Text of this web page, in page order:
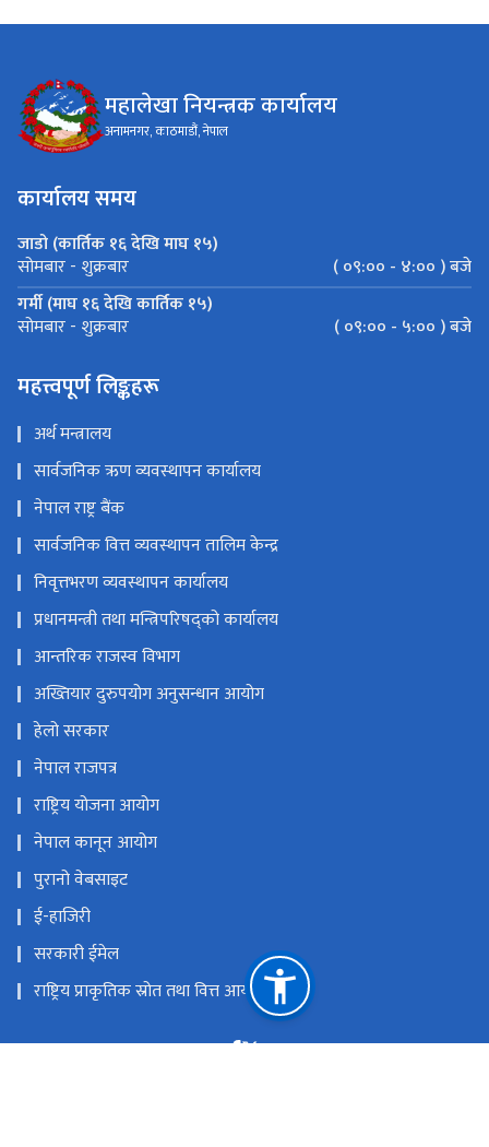
महालेखा नियन्त्रक कार्यालय
अनामनगर, काठमाडौं, नेपाल
कार्यालय समय
जाडो (कार्तिक १६ देखि माघ १५)
सोमबार - शुक्रबार
( ०९:०० - ४:०० ) बजे
गर्मी (माघ १६ देखि कार्तिक १५)
सोमबार - शुक्रबार ( ०९:०० - ५:०० ) बजे
महत्त्वपूर्ण लिङ्कहरू
अर्थ मन्त्रालय
सार्वजनिक ऋण व्यवस्थापन कार्यालय
नेपाल राष्ट्र बैंक
सार्वजनिक वित्त व्यवस्थापन तालिम केन्द्र
निवृत्तभरण व्यवस्थापन कार्यालय
प्रधानमन्त्री तथा मन्त्रिपरिषद्को कार्यालय
आन्तरिक राजस्व विभाग
अख्तियार दुरुपयोग अनुसन्धान आयोग
हेलो सरकार
नेपाल राजपत्र
राष्ट्रिय योजना आयोग
नेपाल कानून आयोग
पुरानो वेबसाइट
ई-हाजिरी
सरकारी ईमेल
राष्ट्रिय प्राकृतिक स्रोत तथा वित्त आयोग